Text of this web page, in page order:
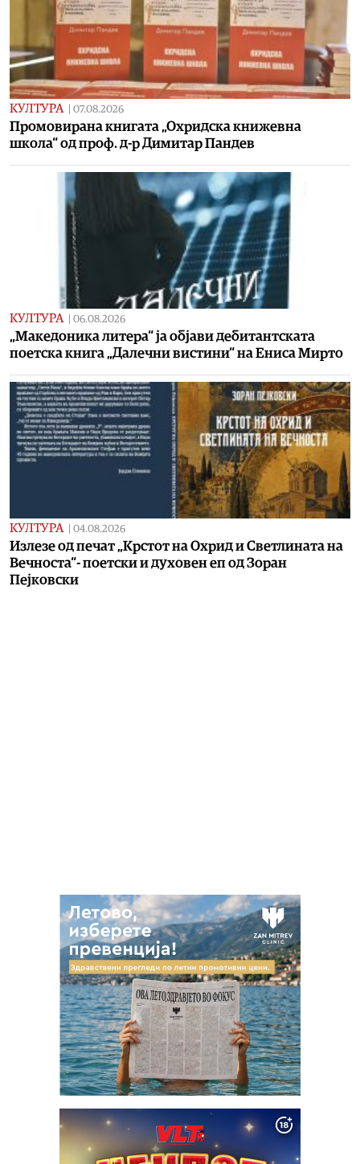
КУЛТУРА | 07.08.2026
Промовирана книгата „Охридска книжевна
школа“ од проф. д-р Димитар Пандев
КУЛТУРА | 06.08.2026
„Македоника литера“ ја објави дебитантската
поетска книга „Далечни вистини“ на Ениса Мирто
КУЛТУРА | 04.08.2026
Излезе од печат „Крстот на Охрид и Светлината на
Вечноста“- поетски и духовен еп од Зоран
Пејковски